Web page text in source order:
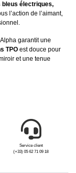
bleus électriques,
l’action de l’aimant,
garantit une
TPO est douce pour
et une tenue
Service client
(+33) 05 62 71 09 18